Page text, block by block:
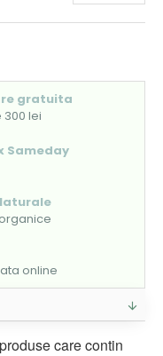
gratuita
lei
Sameday
online
care contin